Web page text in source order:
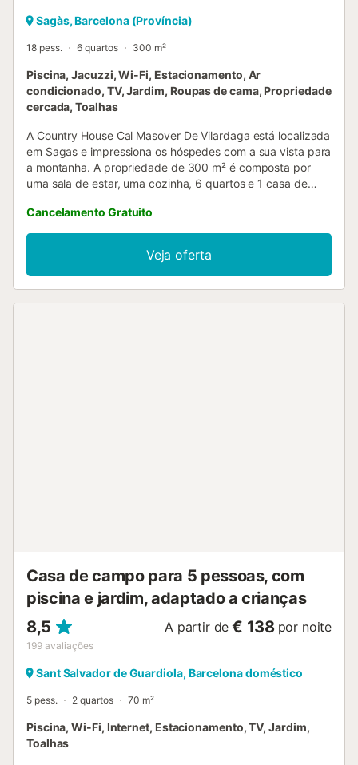
Sagàs, Barcelona (Província)
18 pess. 6 quartos 300 m²
Piscina, Jacuzzi, Wi-Fi, Estacionamento, Ar
condicionado, TV, Jardim, Roupas de cama, Propriedade
cercada, Toalhas
A Country House Cal Masover De Vilardaga está localizada
em Sagas e impressiona os hóspedes com a sua vista para
a montanha. A propriedade de 300 m² é composta por
uma sala de estar, uma cozinha, 6 quartos e 1 casa de
comodidades adicionais incluem Wi-Fi, uma televisão, ar
condicionado, bem como uma máquina de lavar roupa.
Além disso, uma mesa de ténis de mesa está disponível na
propriedade. Também está disponível um berço para
bebés. A Casa de Campo dispõe de uma área exterior
Cancelamento Gratuito
Veja oferta
Casa de campo para 5 pessoas, com
piscina e jardim, adaptado a crianças
8,5
199 avaliações
A partir de € 138 por noite
Sant Salvador de Guardiola, Barcelona doméstico
5 pess. 2 quartos 70 m²
Piscina, Wi-Fi, Internet, Estacionamento, TV, Jardim,
Toalhas